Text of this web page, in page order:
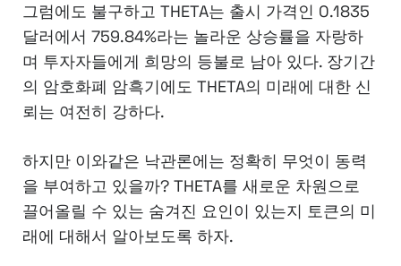
그럼에도 불구하고 THETA는 출시 가격인 0.1835
달러에서 759.84%라는 놀라운 상승률을 자랑하
며 투자자들에게 희망의 등불로 남아 있다. 장기간
의 암호화폐 암흑기에도 THETA의 미래에 대한 신
뢰는 여전히 강하다.
하지만 이와같은 낙관론에는 정확히 무엇이 동력
을 부여하고 있을까? THETA를 새로운 차원으로
끌어올릴 수 있는 숨겨진 요인이 있는지 토큰의 미
래에 대해서 알아보도록 하자.